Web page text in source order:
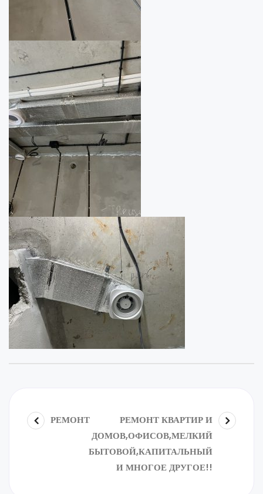
РЕМОНТ
РЕМОНТ КВАРТИР И
ДОМОВ,ОФИСОВ,МЕЛКИЙ
БЫТОВОЙ,КАПИТАЛЬНЫЙ
И МНОГОЕ ДРУГОЕ!!